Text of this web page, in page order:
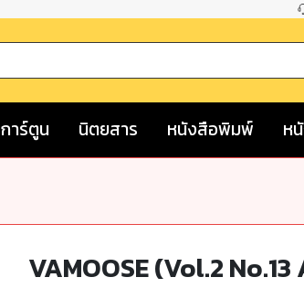
การ์ตูน นิตยสาร หนังสือพิมพ์ ห
VAMOOSE (Vol.2